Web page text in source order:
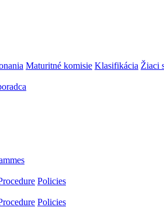
Maturitné komisie Klasifikácia Žiaci
Policies
Policies